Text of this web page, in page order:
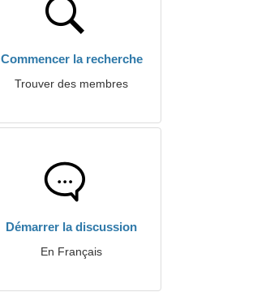
Commencer la recherche
Trouver des membres
Démarrer la discussion
En Français